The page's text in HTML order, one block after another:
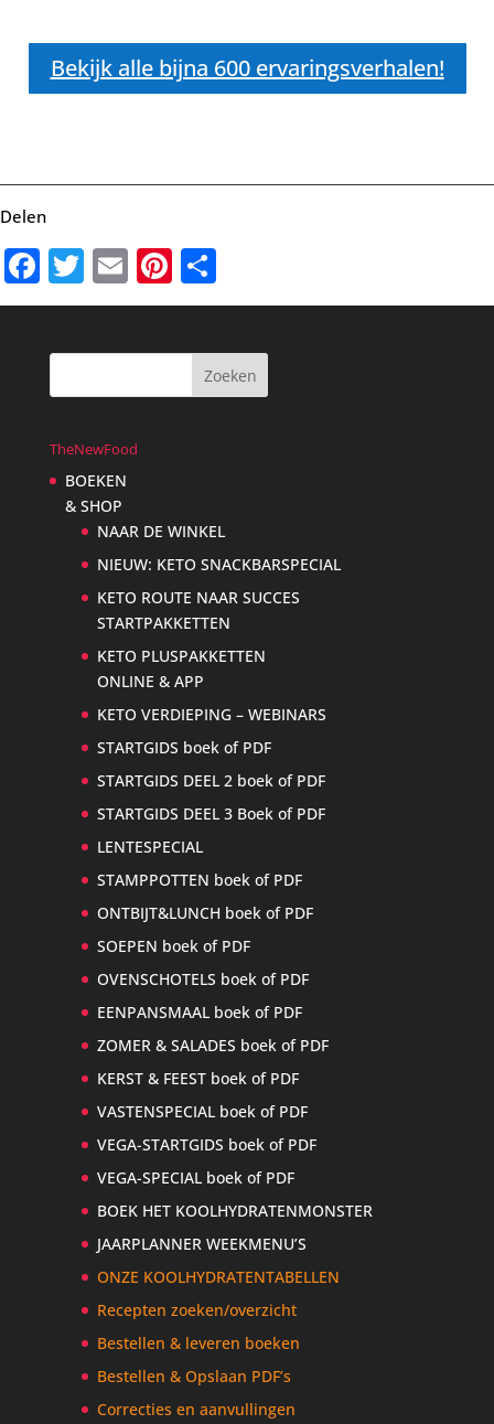
Bekijk alle bijna 600 ervaringsverhalen!
Delen
Facebook
Twitter
EmailPinterest
TheNewFood
BOEKEN
& SHOP
NAAR DE WINKEL
NIEUW: KETO SNACKBARSPECIAL
KETO ROUTE NAAR SUCCES
STARTPAKKETTEN
KETO PLUSPAKKETTEN
ONLINE & APP
KETO VERDIEPING – WEBINARS
STARTGIDS boek of PDF
STARTGIDS DEEL 2 boek of PDF
STARTGIDS DEEL 3 Boek of PDF
LENTESPECIAL
STAMPPOTTEN boek of PDF
ONTBIJT&LUNCH boek of PDF
SOEPEN boek of PDF
OVENSCHOTELS boek of PDF
EENPANSMAAL boek of PDF
ZOMER & SALADES boek of PDF
KERST & FEEST boek of PDF
VASTENSPECIAL boek of PDF
VEGA-STARTGIDS boek of PDF
VEGA-SPECIAL boek of PDF
BOEK HET KOOLHYDRATENMONSTER
JAARPLANNER WEEKMENU’S
ONZE KOOLHYDRATENTABELLEN
Recepten zoeken/overzicht
Bestellen & leveren boeken
Bestellen & Opslaan PDF’s
Correcties en aanvullingen